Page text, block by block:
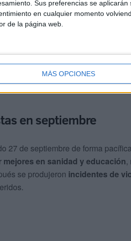
Sus preferencias se
en cualquier momento
de la página web.
MÁS OPCIONES
EFE
en septiembre
27 de septiembre de forma
mejores en sanidad y educación,
se produjeron incidentes de